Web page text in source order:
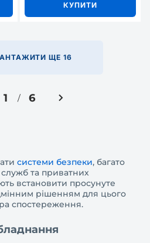
КУПИТИ
ЩЕ 16
1 / 6
системи безпеки, багато
служб та приватних
встановити просунуте
рішенням для цього
спостереження.